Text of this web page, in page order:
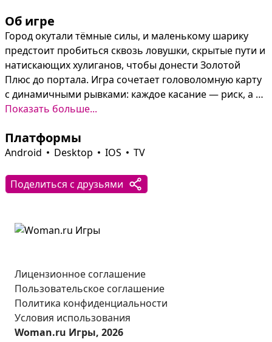
Об игре
Город окутали тёмные силы, и маленькому шарику
предстоит пробиться сквозь ловушки, скрытые пути и
натискающих хулиганов, чтобы донести Золотой
Плюс до портала. Игра сочетает головоломную карту
с динамичными рывками: каждое касание — риск, а
кексы на уровнях восстанавливают энергию после
Перед началом уровня можно выбрать шарика с
кто-то проворнее. В сюжетном режиме более 100
уровней с постепенно нарастающей сложностью, а в
ботом: побеждает тот, кто первым выиграет пять
Показать больше...
Платформы
Android Desktop IOS TV
Поделиться с друзьями
Лицензионное соглашение
Пользовательское соглашение
Политика конфиденциальности
Условия использования
Woman.ru Игры, 2026